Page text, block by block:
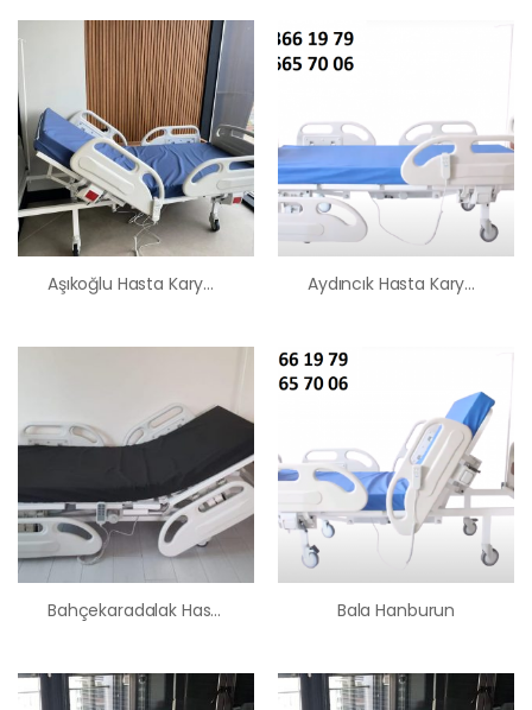
Aşıkoğlu Hasta Karyolası Satış Kiralama Fiyatı Aydıncık Hasta Karyolası Satış Kiralama Fiyatı
Bahçekaradalak Hasta Karyolası Satış Kiralama Fiyatı Bala Hanburun